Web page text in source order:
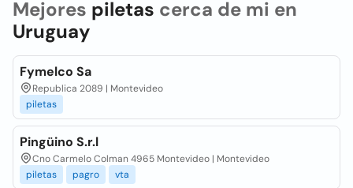
Mejores piletas cerca de mi en
Uruguay
Fymelco Sa
Republica 2089 | Montevideo
piletas
Pingüino S.r.l
Cno Carmelo Colman 4965 Montevideo | Montevideo
piletas
pagro vta